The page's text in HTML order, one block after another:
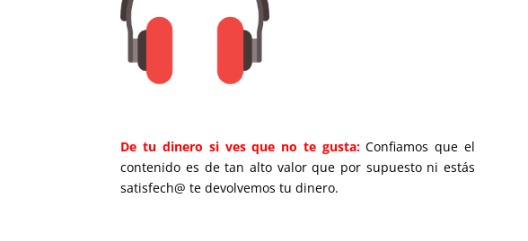
De tu dinero si ves que no te gusta:Confiamos que el
contenido es de tan alto valor que por supuesto ni estás
satisfech@ te devolvemos tu dinero.